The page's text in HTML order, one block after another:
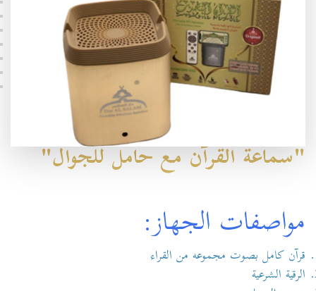
"سماعة القرآن مع حامل للجوال"
مواصفات الجهاز:
قرآن كامل بصوت مجموعه من القراء
الرقية الشرعية